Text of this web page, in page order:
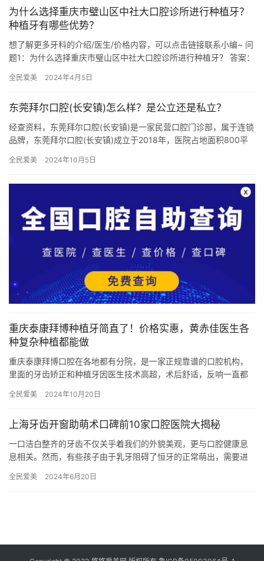
为什么选择重庆市璧山区中社大口腔诊所进行种植牙？
种植牙有哪些优势？
想了解更多牙科的介绍/医生/价格内容，可以点击链接联系小编~ 问
题1：为什么选择重庆市璧山区中社大口腔诊所进行种植牙？ 答案：
全民爱美 2024年4月5日
东莞拜尔口腔(长安镇)怎么样？是公立还是私立？
经查资料，东莞拜尔口腔(长安镇)是一家民营口腔门诊部，属于连锁
品牌，东莞拜尔口腔(长安镇)成立于2018年，医院占地面积800平
全民爱美 2024年10月5日
重庆泰康拜博种植牙简直了！价格实惠，黄赤佳医生各
种复杂种植都能做
重庆泰康拜博口腔在各地都有分院，是一家正规靠谱的口腔机构，
里面的牙齿矫正和种植牙因医生技术高超，术后舒适，反响一直都
口腔的…
全民爱美 2024年10月20日
上海牙齿开窗助萌术口碑前10家口腔医院大揭秘
一口洁白整齐的牙齿不仅关乎着我们的外貌美观，更与口腔健康息
息相关。然而，有些孩子由于乳牙阻碍了恒牙的正常萌出，需要进
眼花缭…
全民爱美 2024年6月20日